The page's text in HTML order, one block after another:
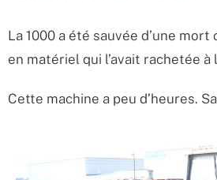
La 1000 a été sauvée d’une
en matériel qui l’avait rachetée
Cette machine a peu d’heures.